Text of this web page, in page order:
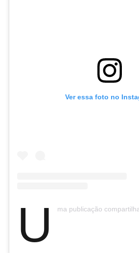
Ver essa foto no
U ma publicação compartilhada por Roberto de